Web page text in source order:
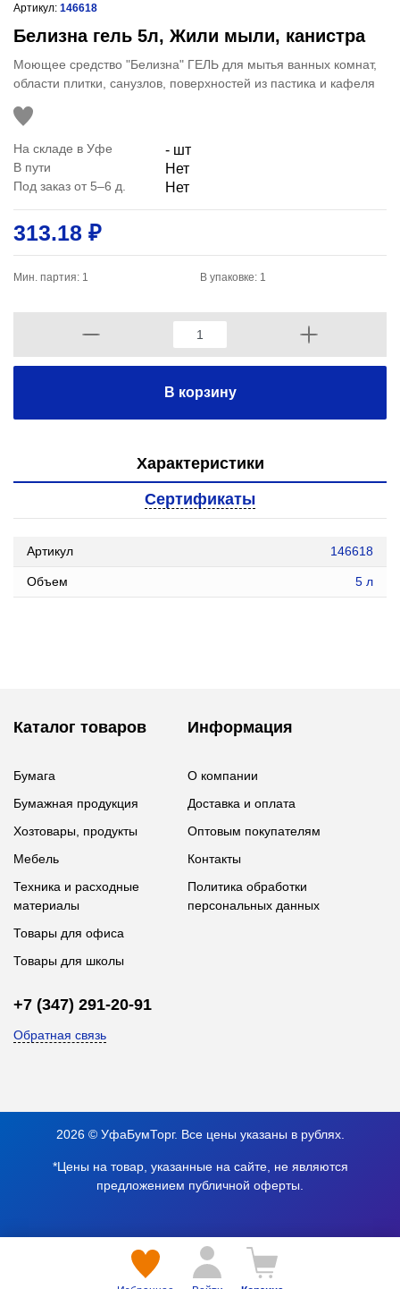
Артикул: 146618
Белизна гель 5л, Жили мыли, канистра
Моющее средство "Белизна" ГЕЛЬ для мытья ванных комнат,
области плитки, санузлов, поверхностей из пастика и кафеля
На складе в Уфе - шт
В пути Нет
Под заказ от 5–6 д. Нет
313.18 ₽
Мин. партия: 1 В упаковке: 1
В корзину
Характеристики
Сертификаты
Артикул 146618
Объем 5 л
Каталог товаров
Бумага
Бумажная продукция
Хозтовары, продукты
Мебель
Техника и расходные
материалы
Товары для офиса
Товары для школы
Информация
О компании
Доставка и оплата
Оптовым покупателям
Контакты
Политика обработки
персональных данных
+7 (347) 291-20-91
Обратная связь
2026 © УфаБумТорг. Все цены указаны в рублях.
*Цены на товар, указанные на сайте, не являются
предложением публичной оферты.